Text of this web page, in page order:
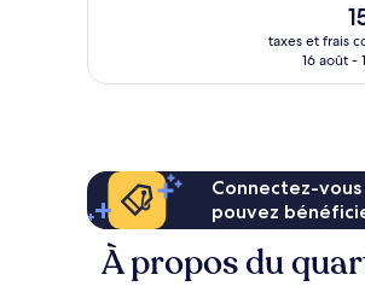
Le
taxes et frais
16 août -
Connectez-
pouvez
À propos du